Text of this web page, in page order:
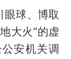
眼球、博取
大火”的虚
安机关调